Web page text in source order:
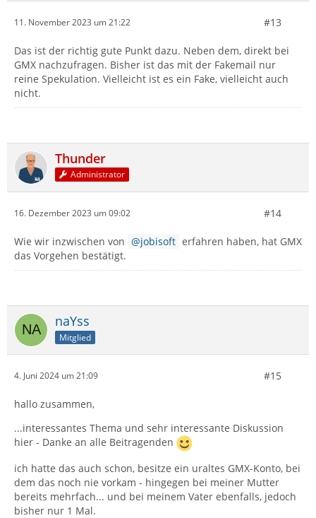
11. November 2023 um 21:22 #13
Das ist der richtig gute Punkt dazu. Neben dem, direkt bei
GMX nachzufragen. Bisher ist das mit der Fakemail nur
reine Spekulation. Vielleicht ist es ein Fake, vielleicht auch
nicht.
Thunder
Administrator
16. Dezember 2023 um 09:02 #14
Wie wir inzwischen von jobisoft erfahren haben, hat GMX
das Vorgehen bestätigt.
naYss
Mitglied
4. Juni 2024 um 21:09 #15
hallo zusammen,
...interessantes Thema und sehr interessante Diskussion
hier - Danke an alle Beitragenden
ich hatte das auch schon, besitze ein uraltes GMX-Konto, bei
dem das noch nie vorkam - hingegen bei meiner Mutter
bereits mehrfach... und bei meinem Vater ebenfalls, jedoch
bisher nur 1 Mal.